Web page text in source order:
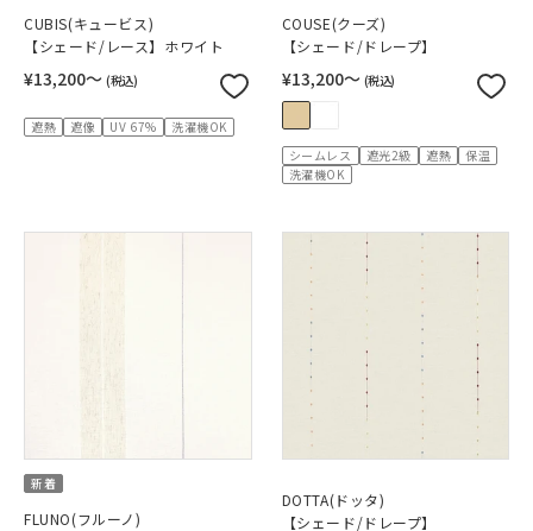
CUBIS(キュービス)
【シェード/レース】ホワイト
¥13,200〜 (税込)
遮熱 遮像 UV 67% 洗濯機OK
COUSE(クーズ)
【シェード/ドレープ】
¥13,200〜 (税込)
シームレス 遮光2級 遮熱
保温
洗濯機OK
新着
FLUNO(フルーノ)
DOTTA(ドッタ)
【シェード/ドレープ】